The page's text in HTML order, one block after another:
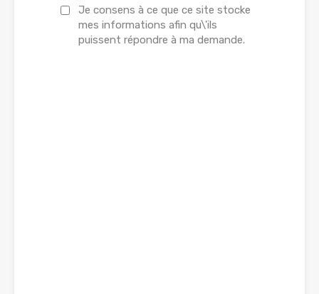
Je consens à ce que ce site stocke
mes informations afin qu\'ils
puissent répondre à ma demande.